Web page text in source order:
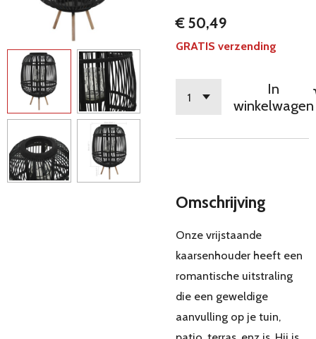
€ 50,49
GRATIS verzending
In
winkelwagen
Omschrijving
Onze vrijstaande
kaarsenhouder heeft een
romantische uitstraling
die een geweldige
aanvulling op je tuin,